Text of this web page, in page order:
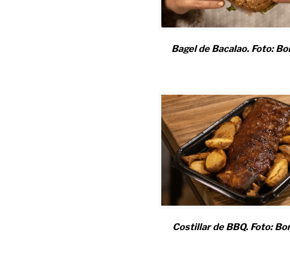
Bagel de Bacalao. Foto:
Costillar de BBQ. Foto: